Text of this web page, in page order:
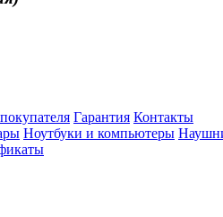
Гарантия Контакты
Ноутбуки и компьютеры